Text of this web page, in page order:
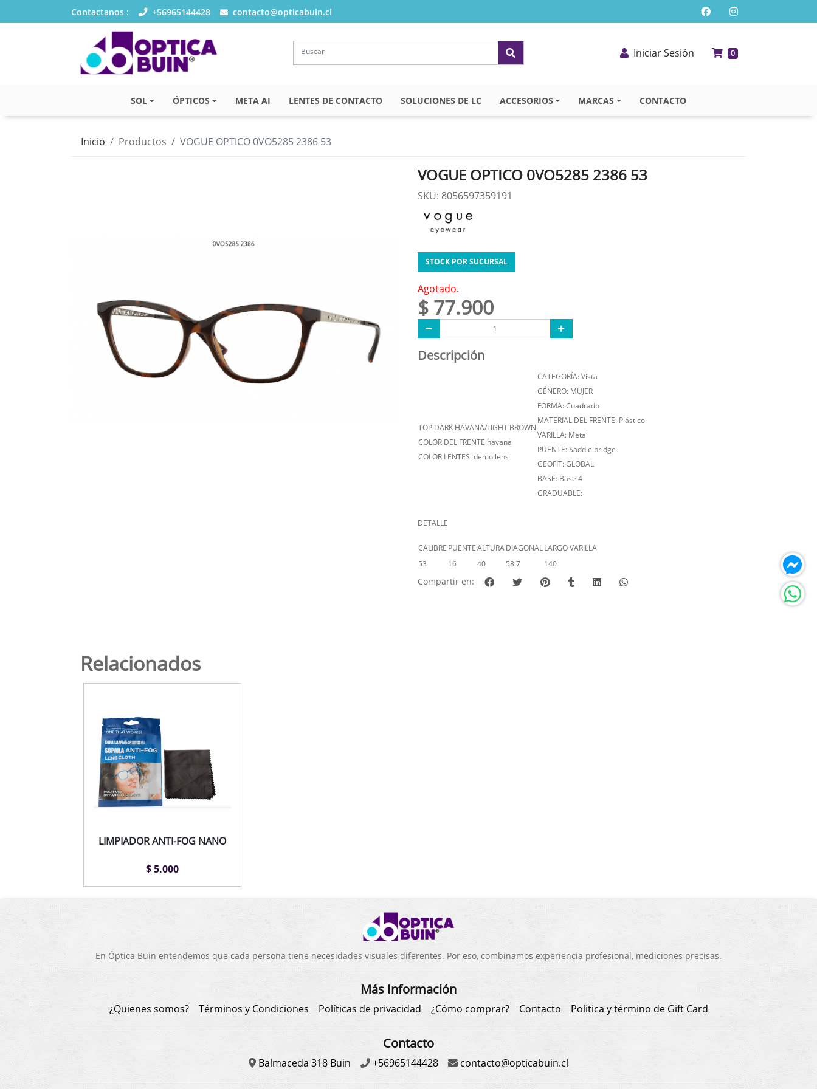
Contactanos : +56965144428 contacto@opticabuin.cl
Iniciar Sesión 0
SOL ÓPTICOS META AI LENTES DE CONTACTO SOLUCIONES DE LC ACCESORIOS MARCAS CONTACTO
Inicio Productos VOGUE OPTICO 0VO5285 2386 53
VOGUE OPTICO 0VO5285 2386 53
SKU: 8056597359191
STOCK POR SUCURSAL
Agotado.
$ 77.900
Descripción
TOP DARK HAVANA/LIGHT BROWN
COLOR DEL FRENTE havana
COLOR LENTES: demo lens
CATEGORÍA: Vista
GÉNERO: MUJER
FORMA: Cuadrado
MATERIAL DEL FRENTE: Plástico
VARILLA: Metal
PUENTE: Saddle bridge
GEOFIT: GLOBAL
BASE: Base 4
GRADUABLE:
DETALLE
CALIBRE PUENTEALTURADIAGONALLARGO VARILLA
53
16 40 58.7 140
Compartir en:
Relacionados
LIMPIADOR ANTI-FOG NANO
$ 5.000
En Óptica Buin entendemos que cada persona tiene necesidades visuales diferentes. Por eso, combinamos experiencia profesional, mediciones precisas.
Más Información
¿Quienes somos? Términos y Condiciones Políticas de privacidad ¿Cómo comprar? Contacto Politica y término de Gift Card
Contacto
Balmaceda 318 Buin +56965144428 contacto@opticabuin.cl